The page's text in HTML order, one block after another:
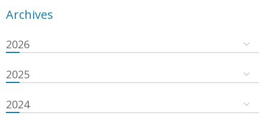
Archives
2026
2025
2024